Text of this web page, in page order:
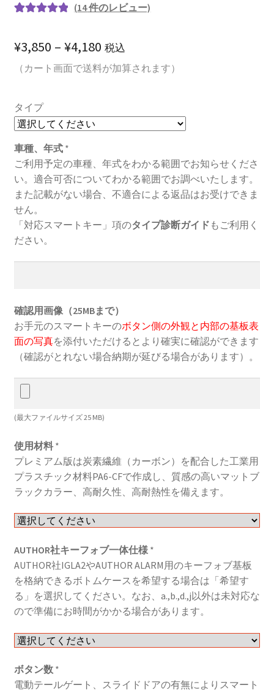
く5段階評価
のうち、
(14件のレビュー)
¥3,850 – ¥4,180価
格
¥3,850
–
¥4,180
税込
（カート画面で送料が加算されます）
タイプ
車種、年式 *
ご利用予定の車種、年式をわかる範囲でお知らせくださ
い。適合可否についてわかる範囲でお調べいたします。
また記載がない場合、不適合による返品はお受けできま
せん。
「対応スマートキー」項のタイプ診断ガイド もご利用く
ださい。
確認用画像（25MBまで）
お手元のスマートキーのボタン側の外観と内部の基板表
面の写真を添付いただけるとより確実に確認ができます
（確認がとれない場合納期が延びる場合があります）。
(最大ファイルサイズ 25 MB)
使用材料 *
プレミアム版は炭素繊維（カーボン）を配合した工業用
プラスチック材料PA6-CFで作成し、質感の高いマットブ
ラックカラー、高耐久性、高耐熱性を備えます。
AUTHOR社キーフォブ一体仕様 *
AUTHOR社IGLA2やAUTHOR ALARM用のキーフォブ基板
を格納できるボトムケースを希望する場合は「希望す
る」を選択してください。なお、a.,b.,d.,j以外は未対応な
ので準備にお時間がかかる場合があります。
ボタン数 *
電動テールゲート、スライドドアの有無によりスマート